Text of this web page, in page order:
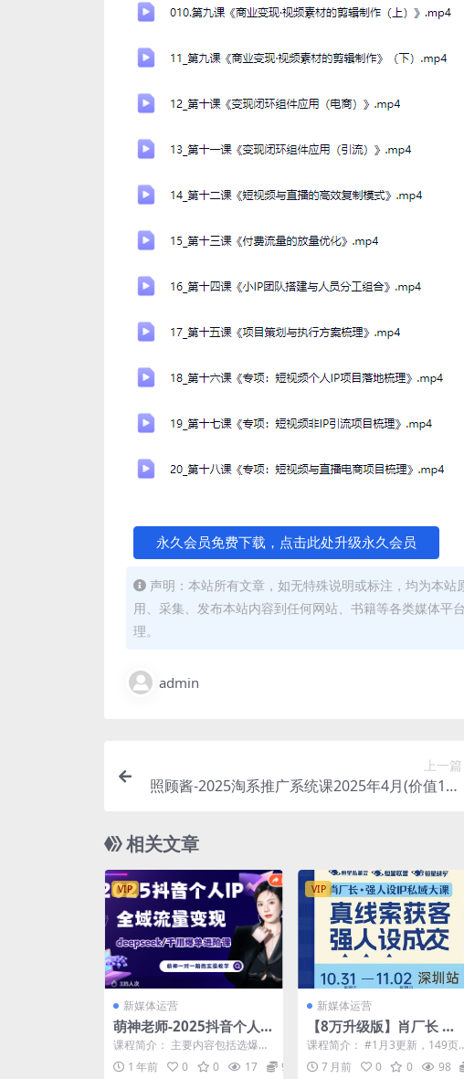
永久会员免费下载，点击此处升级永久会员
声明：本站所有文章，如无特殊说明或标注，均为本
用、采集、发布本站内容到任何网站、书籍等各类媒体平
理。
admin
上一篇
照顾酱-2025淘系推广系统课2025年4月(价值199
相关文章
VIP
新媒体运营
萌神老师-2025抖音个人I
P全域流量变现进阶课
课程简介： 主要内容包括选爆
品、抖音付费投流、千川投流实
操及优化等核心内容，还会...
1 年前 0 0 17 99
VIP
新媒体运营
【8万升级版】肖厂长 强
人设IP课程完整版线下课
OP合集+26年最强人设IP
课程简介： #1月3更新，149页
完整版SOP课件+三天15节全程
录音+字幕+抢...
7 月前 0 0 98